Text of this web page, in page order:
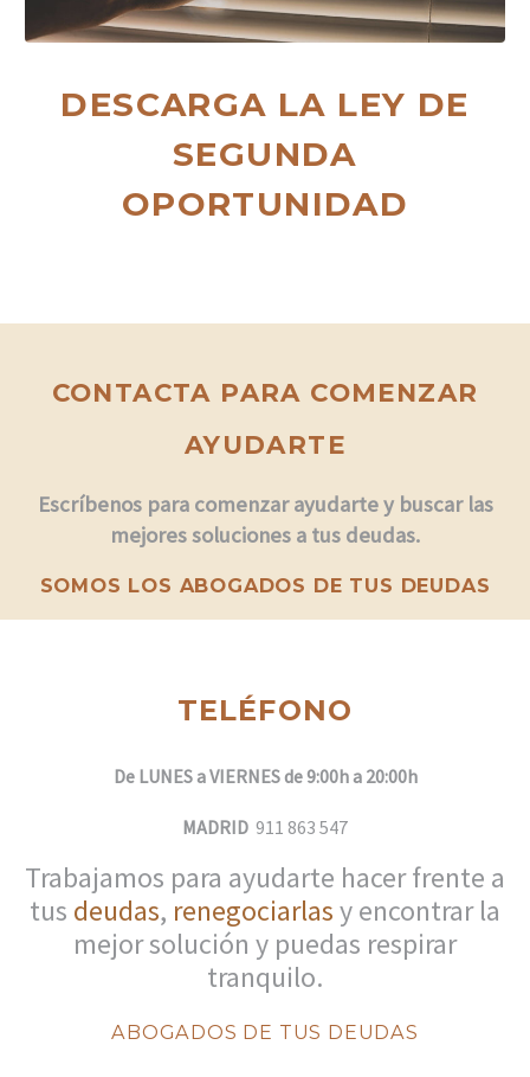
DESCARGA LA LEY DE
SEGUNDA
OPORTUNIDAD
CONTACTA PARA COMENZAR
AYUDARTE
Escríbenos para comenzar ayudarte y buscar las
mejores soluciones a tus deudas.
SOMOS LOS ABOGADOS DE TUS DEUDAS
TELÉFONO
De LUNES a VIERNES de 9:00h a 20:00h
MADRID 911 863 547
Trabajamos para ayudarte hacer frente a
tus deudas, renegociarlasy encontrar la
mejor solución y puedas respirar
tranquilo.
ABOGADOS DE TUS DEUDAS